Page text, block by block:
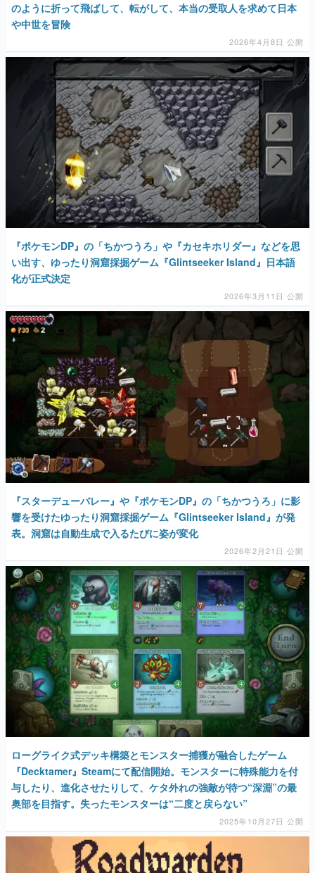
のように折って飛ばして、転がして、本当の受取人を求めて日本
や中世を冒険
2026年4月8日 公開
『ポケモンDP』の「ちかつうろ」や『カセキホリダー』などを思
い出す、ゆったり洞窟採掘ゲーム『Glintseeker Island』日本語
化が正式決定
2026年3月11日 公開
『スターデューバレー』や『ポケモンDP』の「ちかつうろ」に影
響を受けたゆったり洞窟採掘ゲーム『Glintseeker Island』が発
表。洞窟は自動生成で入るたびに姿が変化
2026年2月21日 公開
ローグライク式デッキ構築とモンスター捕獲が融合したゲーム
『Decktamer』Steamにて配信開始。モンスターに特殊能力を付
与したり、進化させたりして、ケタ外れの強敵が待つ“深淵”の最
奥部を目指す。失ったモンスターは“二度と戻らない”
2025年10月27日 公開